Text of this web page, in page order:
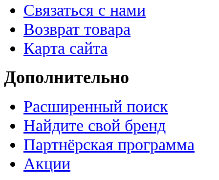
Связаться с нами
Возврат товара
Карта сайта
Дополнительно
Расширенный поиск
Найдите свой бренд
Партнёрская программа
Акции